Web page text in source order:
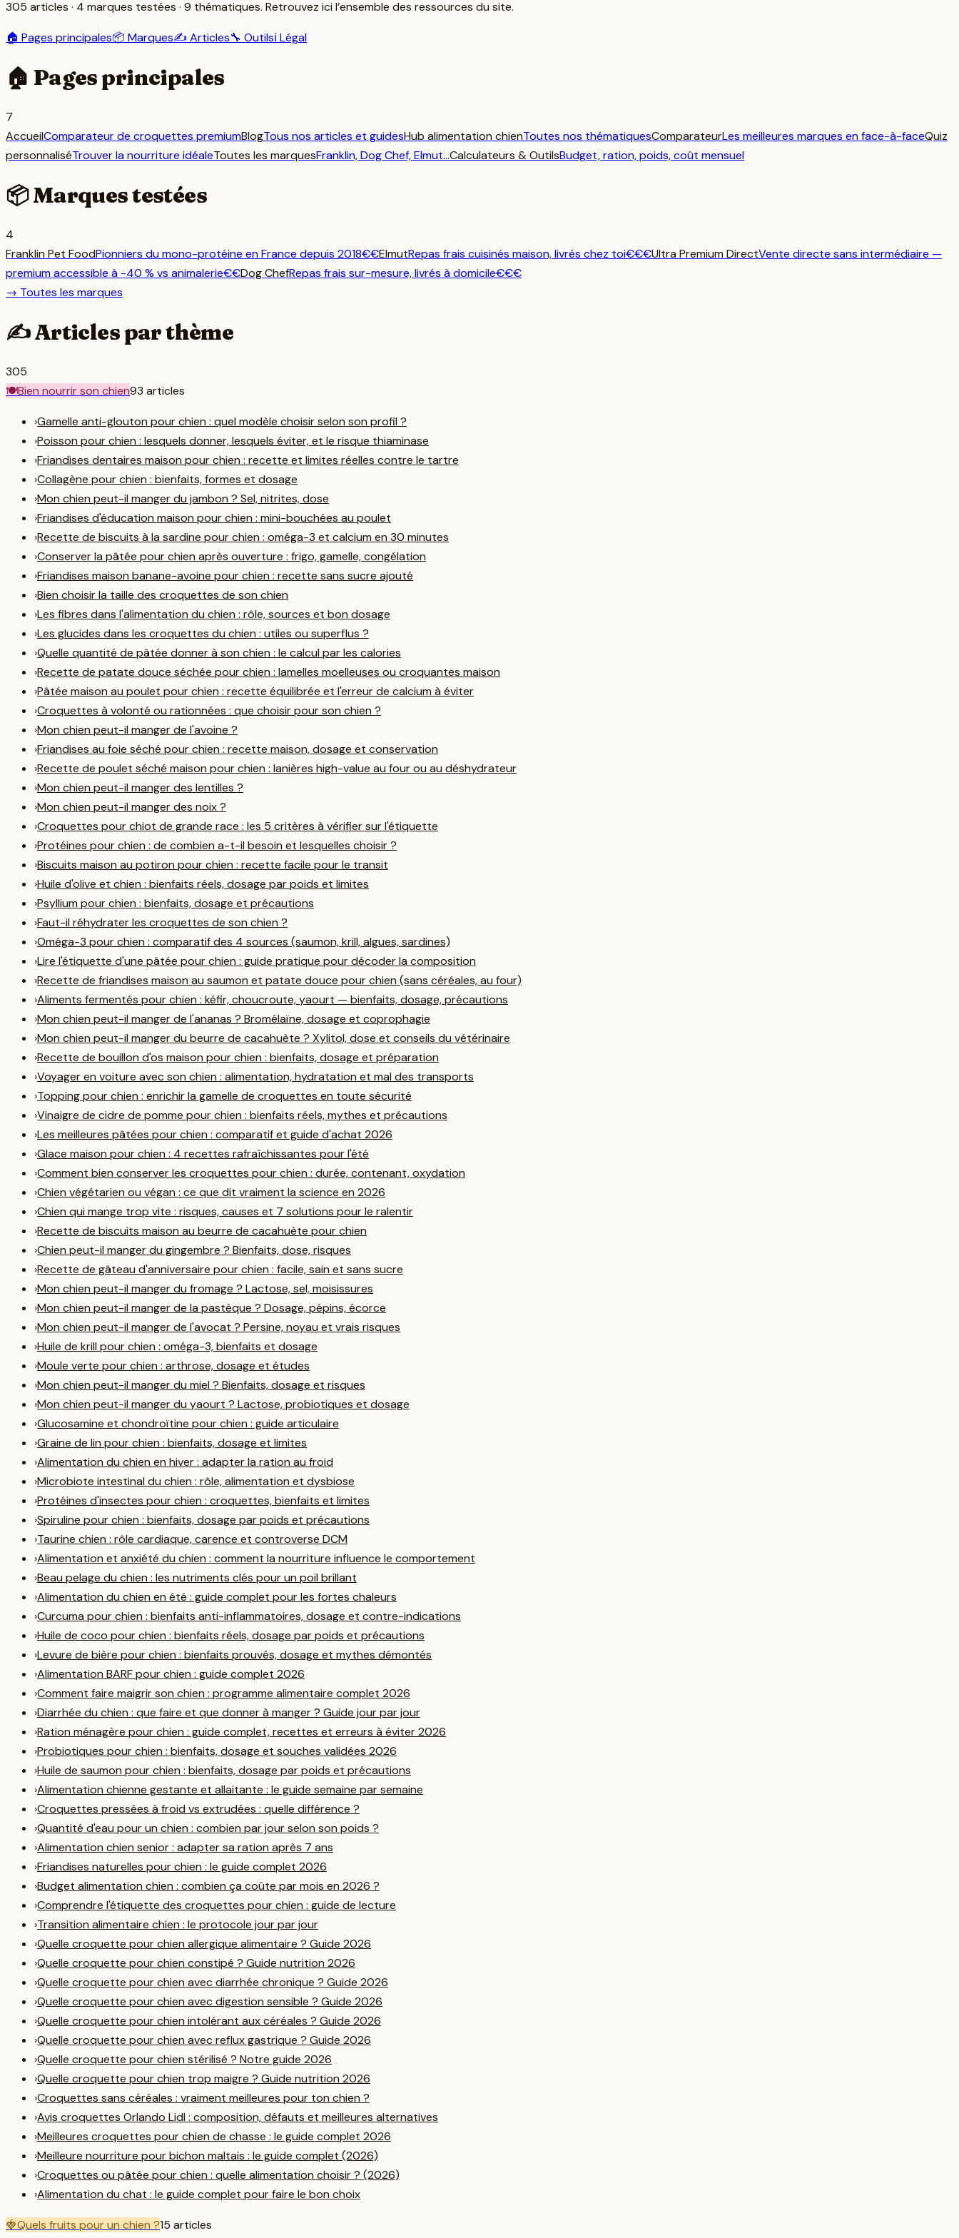
305 articles · 4 marques testées · 9 thématiques. Retrouvez ici l’ensemble des ressources du site.
🏠 Pages principales📦 Marques✍️ Articles🔧 Outilsℹ️ Légal
🏠 Pages principales
7
AccueilComparateur de croquettes premiumBlogTous nos articles et guidesHub alimentation chienToutes nos thématiquesComparateurLes meilleures marques en face-à-faceQuiz
personnaliséTrouver la nourriture idéaleToutes les marquesFranklin, Dog Chef, Elmut…Calculateurs & OutilsBudget, ration, poids, coût mensuel
📦Marques testées
4
Franklin Pet FoodPionniers du mono-protéine en France depuis 2018€€ElmutRepas frais cuisinés maison, livrés chez toi€€€Ultra Premium DirectVente directe sans intermédiaire —
premium accessible à -40 % vs animalerie€€Dog ChefRepas frais sur-mesure, livrés à domicile€€€
→ Toutes les marques
✍️Articles par thème
305
🍽️Bien nourrir son chien93 articles
›Gamelle anti-glouton pour chien : quel modèle choisir selon son profil ?
›Poisson pour chien : lesquels donner, lesquels éviter, et le risque thiaminase
›Friandises dentaires maison pour chien : recette et limites réelles contre le tartre
›Collagène pour chien : bienfaits, formes et dosage
›Mon chien peut-il manger du jambon ? Sel, nitrites, dose
›Friandises d'éducation maison pour chien : mini-bouchées au poulet
›Recette de biscuits à la sardine pour chien : oméga-3 et calcium en 30 minutes
›Conserver la pâtée pour chien après ouverture : frigo, gamelle, congélation
›Friandises maison banane-avoine pour chien : recette sans sucre ajouté
›Bien choisir la taille des croquettes de son chien
›Les fibres dans l'alimentation du chien : rôle, sources et bon dosage
›Les glucides dans les croquettes du chien : utiles ou superflus ?
›Quelle quantité de pâtée donner à son chien : le calcul par les calories
›Recette de patate douce séchée pour chien : lamelles moelleuses ou croquantes maison
›Pâtée maison au poulet pour chien : recette équilibrée et l'erreur de calcium à éviter
›Croquettes à volonté ou rationnées : que choisir pour son chien ?
›Mon chien peut-il manger de l'avoine ?
›Friandises au foie séché pour chien : recette maison, dosage et conservation
›Recette de poulet séché maison pour chien : lanières high-value au four ou au déshydrateur
›Mon chien peut-il manger des lentilles ?
›Mon chien peut-il manger des noix ?
›Croquettes pour chiot de grande race : les 5 critères à vérifier sur l'étiquette
›Protéines pour chien : de combien a-t-il besoin et lesquelles choisir ?
›Biscuits maison au potiron pour chien : recette facile pour le transit
›Huile d'olive et chien : bienfaits réels, dosage par poids et limites
›Psyllium pour chien : bienfaits, dosage et précautions
›Faut-il réhydrater les croquettes de son chien ?
›Oméga-3 pour chien : comparatif des 4 sources (saumon, krill, algues, sardines)
›Lire l'étiquette d'une pâtée pour chien : guide pratique pour décoder la composition
›Recette de friandises maison au saumon et patate douce pour chien (sans céréales, au four)
›Aliments fermentés pour chien : kéfir, choucroute, yaourt — bienfaits, dosage, précautions
›Mon chien peut-il manger de l'ananas ? Bromélaïne, dosage et coprophagie
›Mon chien peut-il manger du beurre de cacahuète ? Xylitol, dose et conseils du vétérinaire
›Recette de bouillon d'os maison pour chien : bienfaits, dosage et préparation
›Voyager en voiture avec son chien : alimentation, hydratation et mal des transports
›Topping pour chien : enrichir la gamelle de croquettes en toute sécurité
›Vinaigre de cidre de pomme pour chien : bienfaits réels, mythes et précautions
›Les meilleures pâtées pour chien : comparatif et guide d'achat 2026
›Glace maison pour chien : 4 recettes rafraîchissantes pour l'été
›Comment bien conserver les croquettes pour chien : durée, contenant, oxydation
›Chien végétarien ou végan : ce que dit vraiment la science en 2026
›Chien qui mange trop vite : risques, causes et 7 solutions pour le ralentir
›Recette de biscuits maison au beurre de cacahuète pour chien
›Chien peut-il manger du gingembre ? Bienfaits, dose, risques
›Recette de gâteau d'anniversaire pour chien : facile, sain et sans sucre
›Mon chien peut-il manger du fromage ? Lactose, sel, moisissures
›Mon chien peut-il manger de la pastèque ? Dosage, pépins, écorce
›Mon chien peut-il manger de l'avocat ? Persine, noyau et vrais risques
›Huile de krill pour chien : oméga-3, bienfaits et dosage
›Moule verte pour chien : arthrose, dosage et études
›Mon chien peut-il manger du miel ? Bienfaits, dosage et risques
›Mon chien peut-il manger du yaourt ? Lactose, probiotiques et dosage
›Glucosamine et chondroïtine pour chien : guide articulaire
›Graine de lin pour chien : bienfaits, dosage et limites
›Alimentation du chien en hiver : adapter la ration au froid
›Microbiote intestinal du chien : rôle, alimentation et dysbiose
›Protéines d'insectes pour chien : croquettes, bienfaits et limites
›Spiruline pour chien : bienfaits, dosage par poids et précautions
›Taurine chien : rôle cardiaque, carence et controverse DCM
›Alimentation et anxiété du chien : comment la nourriture influence le comportement
›Beau pelage du chien : les nutriments clés pour un poil brillant
›Alimentation du chien en été : guide complet pour les fortes chaleurs
›Curcuma pour chien : bienfaits anti-inflammatoires, dosage et contre-indications
›Huile de coco pour chien : bienfaits réels, dosage par poids et précautions
›Levure de bière pour chien : bienfaits prouvés, dosage et mythes démontés
›Alimentation BARF pour chien : guide complet 2026
›Comment faire maigrir son chien : programme alimentaire complet 2026
›Diarrhée du chien : que faire et que donner à manger ? Guide jour par jour
›Ration ménagère pour chien : guide complet, recettes et erreurs à éviter 2026
›Probiotiques pour chien : bienfaits, dosage et souches validées 2026
›Huile de saumon pour chien : bienfaits, dosage par poids et précautions
›Alimentation chienne gestante et allaitante : le guide semaine par semaine
›Croquettes pressées à froid vs extrudées : quelle différence ?
›Quantité d'eau pour un chien : combien par jour selon son poids ?
›Alimentation chien senior : adapter sa ration après 7 ans
›Friandises naturelles pour chien : le guide complet 2026
›Budget alimentation chien : combien ça coûte par mois en 2026 ?
›Comprendre l'étiquette des croquettes pour chien : guide de lecture
›Transition alimentaire chien : le protocole jour par jour
›Quelle croquette pour chien allergique alimentaire ? Guide 2026
›Quelle croquette pour chien constipé ? Guide nutrition 2026
›Quelle croquette pour chien avec diarrhée chronique ? Guide 2026
›Quelle croquette pour chien avec digestion sensible ? Guide 2026
›Quelle croquette pour chien intolérant aux céréales ? Guide 2026
›Quelle croquette pour chien avec reflux gastrique ? Guide 2026
›Quelle croquette pour chien stérilisé ? Notre guide 2026
›Quelle croquette pour chien trop maigre ? Guide nutrition 2026
›Croquettes sans céréales : vraiment meilleures pour ton chien ?
›Avis croquettes Orlando Lidl : composition, défauts et meilleures alternatives
›Meilleures croquettes pour chien de chasse : le guide complet 2026
›Meilleure nourriture pour bichon maltais : le guide complet (2026)
›Croquettes ou pâtée pour chien : quelle alimentation choisir ? (2026)
›Alimentation du chat : le guide complet pour faire le bon choix
🍓Quels fruits pour un chien ?15 articles